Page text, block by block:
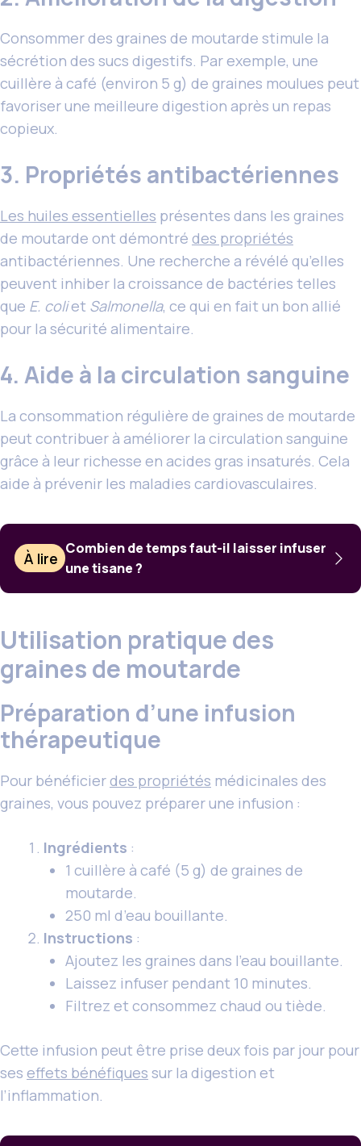
Consommer des graines de moutarde stimule la
sécrétion des sucs digestifs. Par exemple, une
cuillère à café (environ 5 g) de graines moulues peut
favoriser une meilleure digestion après un repas
copieux.
3. Propriétés antibactériennes
Les huiles essentielles présentes dans les graines
de moutarde ont démontré des propriétés
antibactériennes. Une recherche a révélé qu’elles
peuvent inhiber la croissance de bactéries telles
que E. coliet Salmonella, ce qui en fait un bon allié
pour la sécurité alimentaire.
4. Aide à la circulation sanguine
La consommation régulière de graines de moutarde
peut contribuer à améliorer la circulation sanguine
grâce à leur richesse en acides gras insaturés. Cela
aide à prévenir les maladies cardiovasculaires.
À lire
Combien de temps faut-il laisser infuser
une tisane ?
Utilisation pratique des
graines de moutarde
Préparation d’une infusion
thérapeutique
Pour bénéficierdes propriétés médicinales des
graines, vous pouvez préparer une infusion :
Ingrédients :
1 cuillère à café (5 g) de graines de
moutarde.
250 ml d’eau bouillante.
Instructions :
Ajoutez les graines dans l’eau bouillante.
Laissez infuser pendant 10 minutes.
Filtrez et consommez chaud ou tiède.
Cette infusion peut être prise deux fois par jour pour
ses effets bénéfiques sur la digestion et
l’inflammation.